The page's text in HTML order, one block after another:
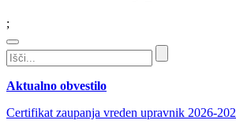
;
Aktualno obvestilo
Certifikat zaupanja vreden upravnik 2026-